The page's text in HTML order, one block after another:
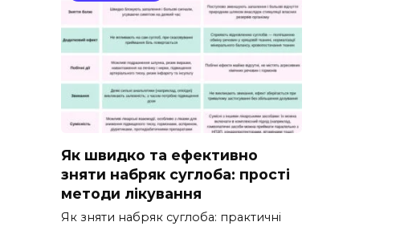
Як швидко та ефективно
зняти набряк суглоба: прості
методи лікування
Як зняти набряк суглоба: практичні